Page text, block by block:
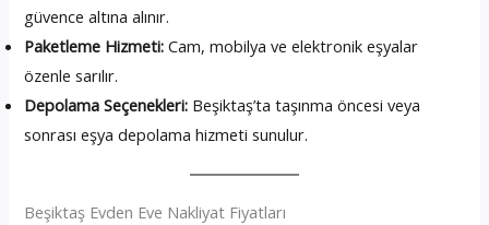
güvence altına alınır.
Paketleme Hizmeti: Cam, mobilya ve elektronik eşyalar
özenle sarılır.
Depolama Seçenekleri: Beşiktaş’ta taşınma öncesi veya
sonrası eşya depolama hizmeti sunulur.
Beşiktaş Evden Eve Nakliyat Fiyatları